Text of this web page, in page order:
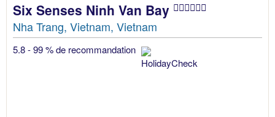
Six Senses Ninh Van Bay
Nha Trang, Vietnam, Vietnam
5.8 - 99 % de recommandation